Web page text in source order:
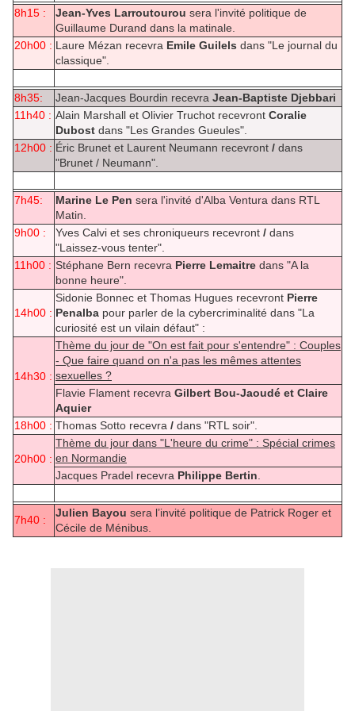
8h15 : Jean-Yves Larroutourou sera l'invité politique de
Guillaume Durand dans la matinale.
20h00 : Laure Mézan recevra Emile Guilels dans "Le journal du
classique".
8h35: Jean-Jacques Bourdin recevra Jean-Baptiste Djebbari
11h40 : Alain Marshall et Olivier Truchot recevront Coralie
Dubost dans "Les Grandes Gueules".
12h00 : Éric Brunet et Laurent Neumann recevront / dans
"Brunet / Neumann".
7h45: Marine Le Pen sera l'invité d'Alba Ventura dans RTL
Matin.
9h00 :
Yves Calvi et ses chroniqueurs recevront / dans
"Laissez-vous tenter".
11h00 : Stéphane Bern recevra Pierre Lemaitre dans "A la
bonne heure".
14h00 :
Sidonie Bonnec et Thomas Hugues recevront Pierre
Penalba pour parler de la cybercriminalité dans "La
curiosité est un vilain défaut" :
14h30 :
Thème du jour de "On est fait pour s'entendre" : Couples
- Que faire quand on n'a pas les mêmes attentes
sexuelles ?
Flavie Flament recevra Gilbert Bou-Jaoudé et Claire
Aquier
18h00 : Thomas Sotto recevra / dans "RTL soir".
20h00 :
Thème du jour dans "L'heure du crime" : Spécial crimes
en Normandie
Jacques Pradel recevra Philippe Bertin
7h40 :
Julien Bayou sera l’invité politique de Patrick Roger et
Cécile de Ménibus.